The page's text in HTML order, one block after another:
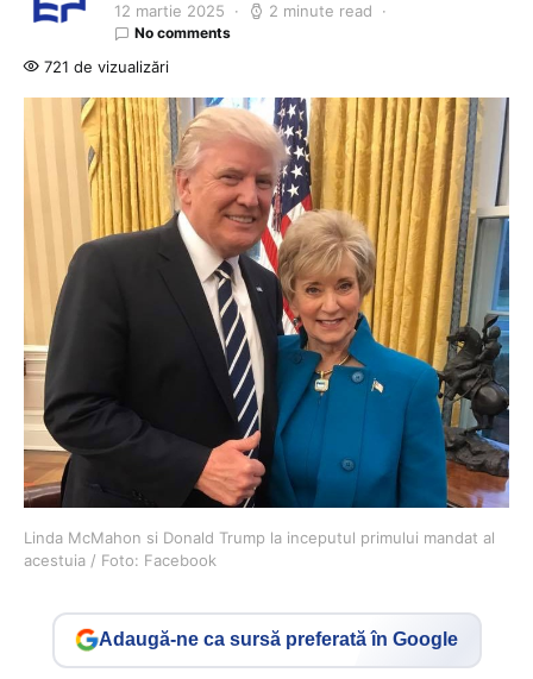
12 martie 2025 2 minute read
No comments
721 de vizualizări
Linda McMahon si Donald Trump la inceputul primului mandat al
acestuia / Foto: Facebook
Adaugă-ne ca sursă preferată în Google